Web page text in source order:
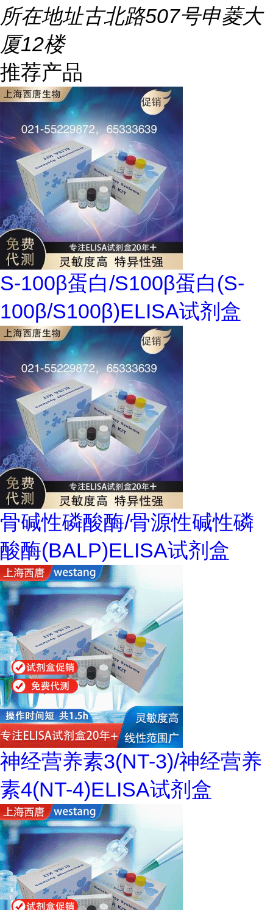
所在地址古北路507号申菱大
厦12楼
推荐产品
S-100β蛋白/S100β蛋白(S-
100β/S100β)ELISA试剂盒
骨碱性磷酸酶/骨源性碱性磷
酸酶(BALP)ELISA试剂盒
神经营养素3(NT-3)/神经营养
素4(NT-4)ELISA试剂盒